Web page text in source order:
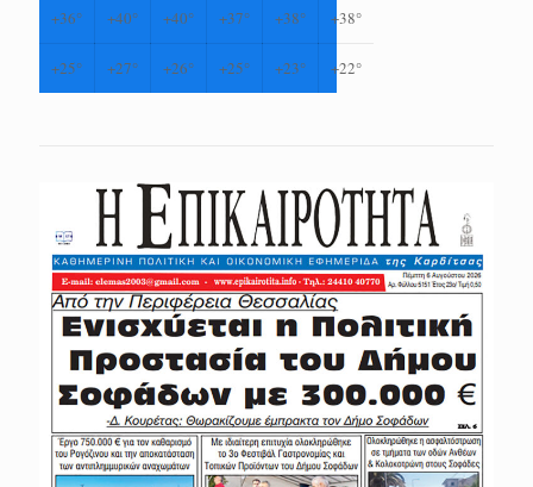
+36° +40° +40° +37° +38° +38°
+25° +27° +26° +25° +23° +22°